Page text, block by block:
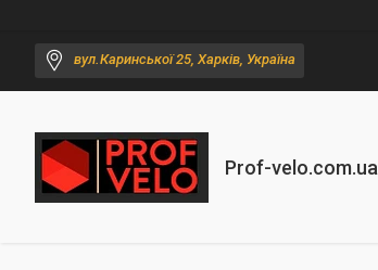
вул.Каринської 25, Харків, Україна
Prof-velo.com.ua